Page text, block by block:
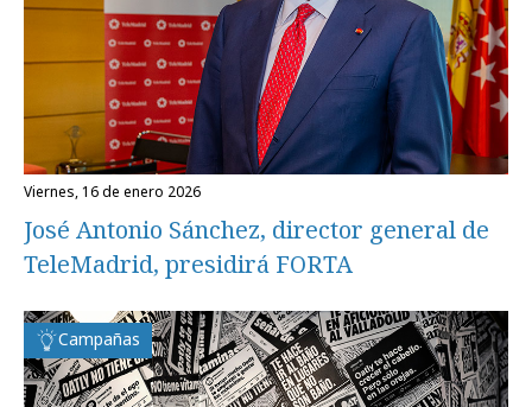
viernes, 16 de enero 2026
José Antonio Sánchez, director general de
TeleMadrid, presidirá FORTA
Campañas